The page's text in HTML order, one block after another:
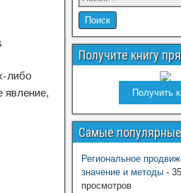
либо
явление,
Получите книгу
Получить
Самые
Региональное
значение и методы -
просмотров